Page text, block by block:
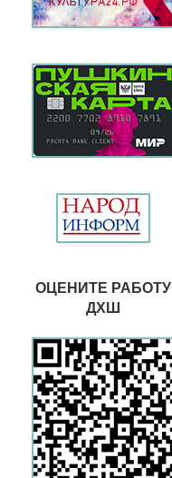
ОЦЕНИТЕ РАБОТУ
ДХШ